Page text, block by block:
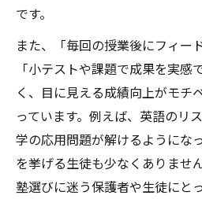
です。
また、「毎回の授業後にフィー
「小テストや課題で成果を実感
く、目に見える成績向上がモチ
っています。例えば、英語のリ
学の応用問題が解けるようにな
を挙げる生徒も少なくありませ
塾選びに迷う保護者や生徒にと